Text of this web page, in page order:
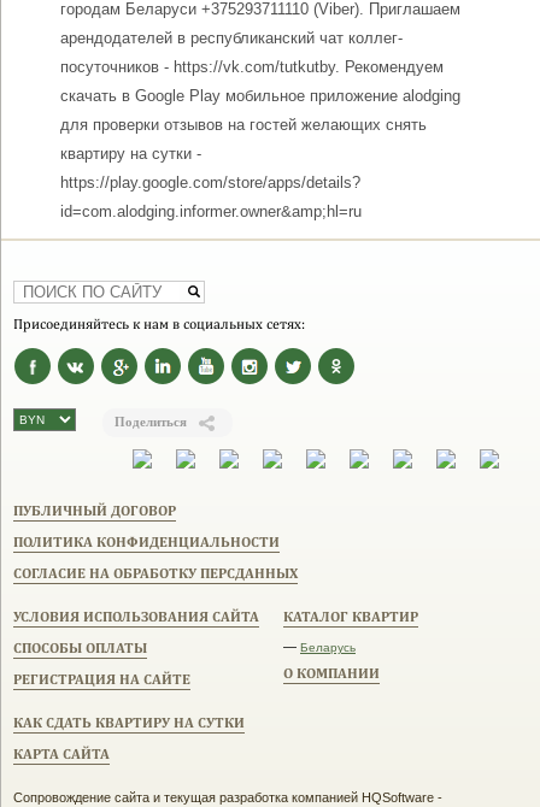
городам Беларуси +375293711110 (Viber). Приглашаем
арендодателей в республиканский чат коллег-
посуточников - https://vk.com/tutkutby. Рекомендуем
скачать в Google Play мобильное приложение alodging
для проверки отзывов на гостей желающих снять
квартиру на сутки -
https://play.google.com/store/apps/details?
id=com.alodging.informer.owner&amp;hl=ru
Присоединяйтесь к нам в социальных сетях:
Поделиться
ПУБЛИЧНЫЙ ДОГОВОР
ПОЛИТИКА КОНФИДЕНЦИАЛЬНОСТИ
СОГЛАСИЕ НА ОБРАБОТКУ ПЕРСДАННЫХ
УСЛОВИЯ ИСПОЛЬЗОВАНИЯ САЙТА
СПОСОБЫ ОПЛАТЫ
РЕГИСТРАЦИЯ НА САЙТЕ
КАТАЛОГ КВАРТИР
— Беларусь
О КОМПАНИИ
КАК СДАТЬ КВАРТИРУ НА СУТКИ
КАРТА САЙТА
Сопровождение сайта и текущая разработка компанией HQSoftware -